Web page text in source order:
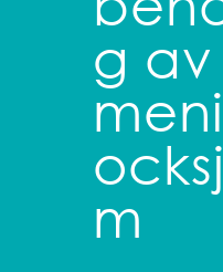
g av
m